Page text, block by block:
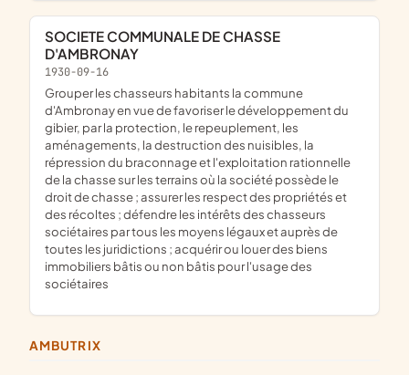
SOCIETE COMMUNALE DE CHASSE
D'AMBRONAY
1930-09-16
grouper les chasseurs habitants la commune
d'Ambronay en vue de favoriser le développement du
gibier, par la protection, le repeuplement, les
aménagements, la destruction des nuisibles, la
répression du braconnage et l'exploitation rationnelle
de la chasse sur les terrains où la société possède le
droit de chasse ; assurer les respect des propriétés et
des récoltes ; défendre les intérêts des chasseurs
sociétaires par tous les moyens légaux et auprès de
toutes les juridictions ; acquérir ou louer des biens
immobiliers bâtis ou non bâtis pour l'usage des
sociétaires
AMBUTRIX